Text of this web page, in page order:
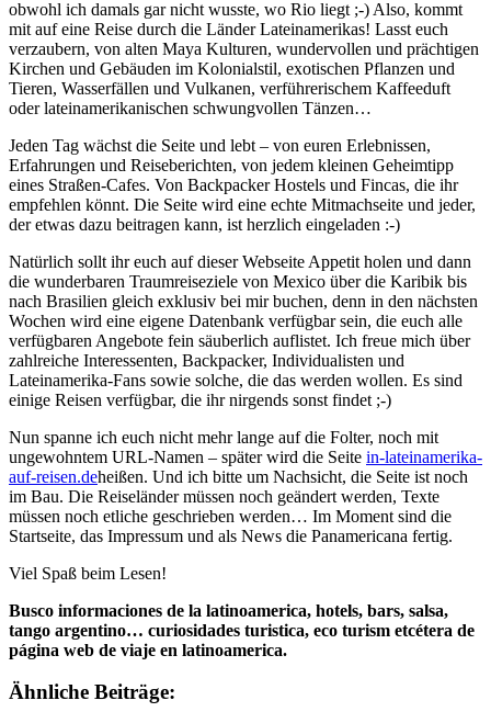
obwohl ich damals gar nicht wusste, wo Rio liegt ;-) Also, kommt
mit auf eine Reise durch die Länder Lateinamerikas! Lasst euch
verzaubern, von alten Maya Kulturen, wundervollen und prächtigen
Kirchen und Gebäuden im Kolonialstil, exotischen Pflanzen und
Tieren, Wasserfällen und Vulkanen, verführerischem Kaffeeduft
oder lateinamerikanischen schwungvollen Tänzen…
Jeden Tag wächst die Seite und lebt – von euren Erlebnissen,
Erfahrungen und Reiseberichten, von jedem kleinen Geheimtipp
eines Straßen-Cafes. Von Backpacker Hostels und Fincas, die ihr
empfehlen könnt. Die Seite wird eine echte Mitmachseite und jeder,
der etwas dazu beitragen kann, ist herzlich eingeladen :-)
Natürlich sollt ihr euch auf dieser Webseite Appetit holen und dann
die wunderbaren Traumreiseziele von Mexico über die Karibik bis
nach Brasilien gleich exklusiv bei mir buchen, denn in den nächsten
Wochen wird eine eigene Datenbank verfügbar sein, die euch alle
verfügbaren Angebote fein säuberlich auflistet. Ich freue mich über
zahlreiche Interessenten, Backpacker, Individualisten und
Lateinamerika-Fans sowie solche, die das werden wollen. Es sind
einige Reisen verfügbar, die ihr nirgends sonst findet ;-)
Nun spanne ich euch nicht mehr lange auf die Folter, noch mit
ungewohntem URL-Namen – später wird die Seite in-lateinamerika-
auf-reisen.deheißen. Und ich bitte um Nachsicht, die Seite ist noch
im Bau. Die Reiseländer müssen noch geändert werden, Texte
müssen noch etliche geschrieben werden… Im Moment sind die
Startseite, das Impressum und als News die Panamericana fertig.
Viel Spaß beim Lesen!
Busco informaciones de la latinoamerica, hotels, bars, salsa,
tango argentino… curiosidades turistica, eco turism etcétera de
página web de viaje en latinoamerica.
Ähnliche Beiträge: